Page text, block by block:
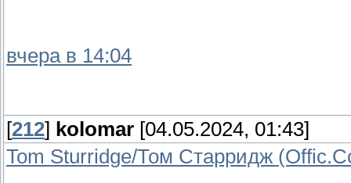
вчера в 14:04
[212] kolomar [04.05.2024, 01:43]
Tom Sturridge/Том Старридж